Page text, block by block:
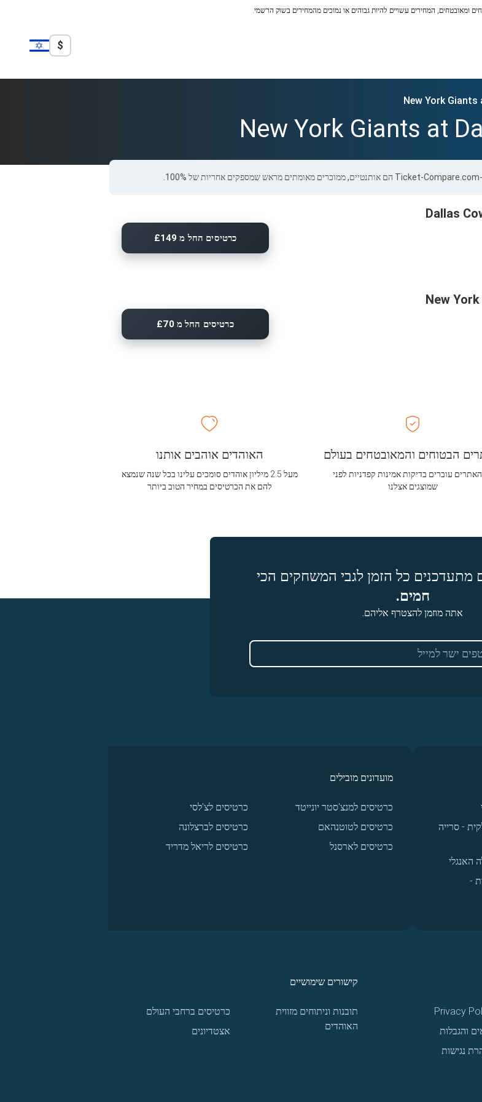
ומאובטחים, המחירים עשויים להיות גבוהים או נמוכים מהמחירים בשוק הרשמי.
$
New York
New York Giants at
Dallas
כרטיסים החל מ £149
New
כרטיסים החל מ £70
הבטוחים והמאובטחים בעולם
עוברים בדיקות אמינות קפדניות לפני
שמוצגים אצלנו
האוהדים אוהבים אותנו
מעל 2.5 מיליון אוהדים סומכים עלינו בכל שנה שנמצא
להם את הכרטיסים במחיר הטוב ביותר
מתעדכנים כל הזמן לגבי המשחקים הכי
חמים.
אתה מוזמן להצטרף אליהם.
- סרייה
האנגלי
-
מועדונים מובילים
כרטיסים למנצ'סטר יונייטד
כרטיסים לטוטנהאם
כרטיסים לארסנל
כרטיסים לצ'לסי
כרטיסים לברצלונה
כרטיסים לריאל מדריד
Privacy
והגבלות
נגישות
קישורים שימושיים
תובנות וניתוחים מזווית
האוהדים
כרטיסים ברחבי העולם
אצטדיונים